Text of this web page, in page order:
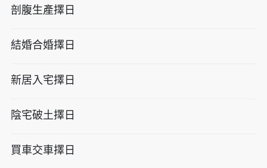
剖腹生產擇日
結婚合婚擇日
新居入宅擇日
陰宅破土擇日
買車交車擇日